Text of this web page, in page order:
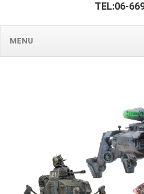
TEL:06-
MENU